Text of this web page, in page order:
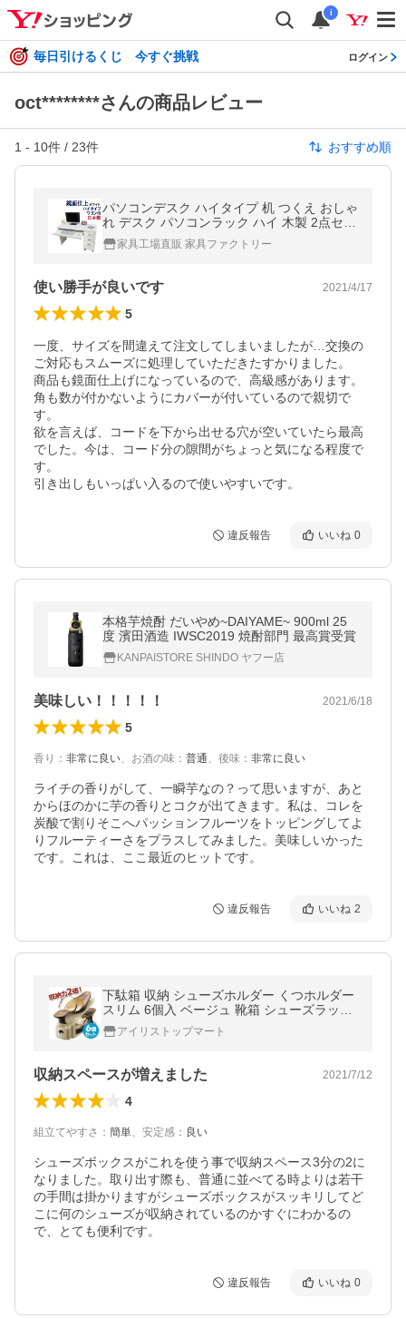
i
毎日引けるくじ 今すぐ挑戦 ログイン
oct********さんの商品レビュー
1 - 10件 / 23件 おすすめ順
パソコンデスク ハイタイプ 机 つくえ おしゃ
れ デスク パソコンラック ハイ 木製 2点セッ
ト (幅90デスク+幅30キャビネット)
家具工場直販 家具ファクトリー
使い勝手が良いです 2021/4/17
5
一度、サイズを間違えて注文してしまいましたが…交換の
ご対応もスムーズに処理していただきたすかりました。
商品も鏡面仕上げになっているので、高級感があります。
角も数が付かないようにカバーが付いているので親切で
す。
欲を言えば、コードを下から出せる穴が空いていたら最高
でした。今は、コード分の隙間がちょっと気になる程度で
す。
引き出しもいっぱい入るので使いやすいです。
違反報告 いいね 0
本格芋焼酎 だいやめ~DAIYAME~ 900ml 25
度 濱田酒造 IWSC2019 焼酎部門 最高賞受賞
KANPAISTORE SHINDO ヤフー店
美味しい！！！！！ 2021/6/18
5
香り ： 非常に良い、 お酒の味 ： 普通、 後味 ： 非常に良い
ライチの香りがして、一瞬芋なの？って思いますが、あと
からほのかに芋の香りとコクが出てきます。私は、コレを
炭酸で割りそこへパッションフルーツをトッピングしてよ
りフルーティーさをプラスしてみました。美味しいかった
です。これは、ここ最近のヒットです。
違反報告 いいね 2
下駄箱 収納 シューズホルダー くつホルダー
スリム 6個入 ベージュ 靴箱 シューズラック
靴 整理 2倍収納 省スペース 便利グッズ
アイリストップマート
収納スペースが増えました 2021/7/12
4
組立てやすさ ： 簡単、 安定感 ： 良い
シューズボックスがこれを使う事で収納スペース3分の2に
なりました。取り出す際も、普通に並べてる時よりは若干
の手間は掛かりますがシューズボックスがスッキリしてど
こに何のシューズが収納されているのかすぐにわかるの
で、とても便利です。
違反報告 いいね 0